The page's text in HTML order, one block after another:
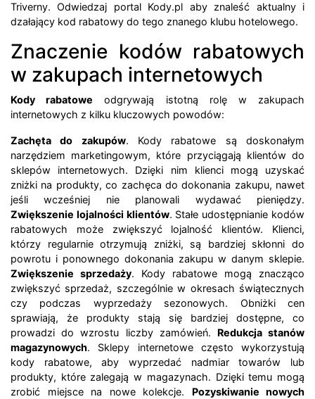
Triverny. Odwiedzaj portal Kody.pl aby znaleść aktualny i
dzałający kod rabatowy do tego znanego klubu hotelowego.
Znaczenie kodów rabatowych
w zakupach internetowych
Kody rabatowe odgrywają istotną rolę w zakupach
internetowych z kilku kluczowych powodów:
Zachęta do zakupów. Kody rabatowe są doskonałym
narzędziem marketingowym, które przyciągają klientów do
sklepów internetowych. Dzięki nim klienci mogą uzyskać
zniżki na produkty, co zachęca do dokonania zakupu, nawet
jeśli wcześniej nie planowali wydawać pieniędzy.
Zwiększenie lojalności klientów. Stałe udostępnianie kodów
rabatowych może zwiększyć lojalność klientów. Klienci,
którzy regularnie otrzymują zniżki, są bardziej skłonni do
powrotu i ponownego dokonania zakupu w danym sklepie.
Zwiększenie sprzedaży. Kody rabatowe mogą znacząco
zwiększyć sprzedaż, szczególnie w okresach świątecznych
czy podczas wyprzedaży sezonowych. Obniżki cen
sprawiają, że produkty stają się bardziej dostępne, co
prowadzi do wzrostu liczby zamówień. Redukcja stanów
magazynowych. Sklepy internetowe często wykorzystują
kody rabatowe, aby wyprzedać nadmiar towarów lub
produkty, które zalegają w magazynach. Dzięki temu mogą
zrobić miejsce na nowe kolekcje. Pozyskiwanie nowych